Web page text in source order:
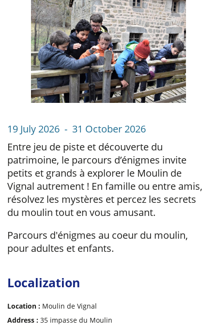
19 July 2026 - 31 October 2026
Entre jeu de piste et découverte du
patrimoine, le parcours d’énigmes invite
petits et grands à explorer le Moulin de
Vignal autrement ! En famille ou entre amis,
résolvez les mystères et percez les secrets
du moulin tout en vous amusant.
Parcours d'énigmes au coeur du moulin,
pour adultes et enfants.
Localization
Location : Moulin de Vignal
Address : 35 impasse du Moulin